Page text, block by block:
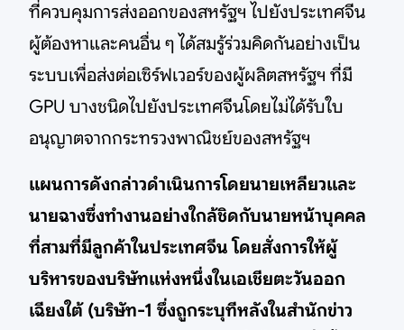
ที่ควบคุมการส่งออกของสหรัฐฯ ไปยังประเทศจีน
ผู้ต้องหาและคนอื่น ๆ ได้สมรู้ร่วมคิดกันอย่างเป็น
ระบบเพื่อส่งต่อเซิร์ฟเวอร์ของผู้ผลิตสหรัฐฯ ที่มี
GPU บางชนิดไปยังประเทศจีนโดยไม่ได้รับใบ
อนุญาตจากกระทรวงพาณิชย์ของสหรัฐฯ
แผนการดังกล่าวดำเนินการโดยนายเหลียวและ
นายฉางซึ่งทำงานอย่างใกล้ชิดกับนายหน้าบุคคล
ที่สามที่มีลูกค้าในประเทศจีน โดยสั่งการให้ผู้
บริหารของบริษัทแห่งหนึ่งในเอเชียตะวันออก
เฉียงใต้ (บริษัท-1 ซึ่งถูกระบุทีหลังในสำนักข่าว